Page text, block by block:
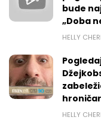
bude
„Doba
HELLY
HELLY